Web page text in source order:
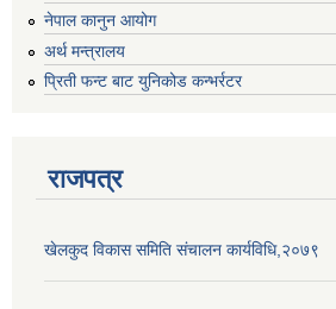
नेपाल कानुन आयोग
अर्थ मन्त्रालय
प्रिती फन्ट बाट युनिकोड कन्भर्रटर
राजपत्र
खेलकुद विकास समिति संचालन कार्यविधि,२०७९